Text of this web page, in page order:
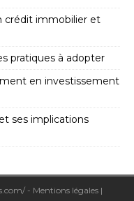
crédit immobilier et
pratiques à adopter
en investissement
ses implications
- Mentions légales |